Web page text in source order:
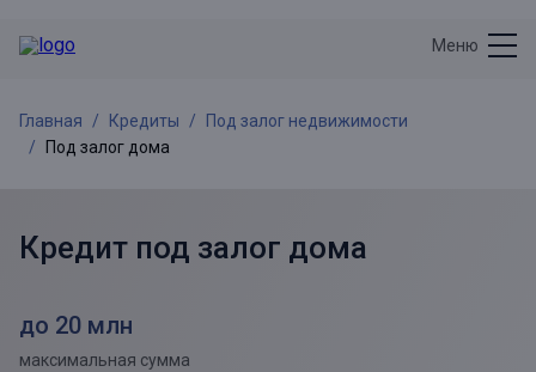
Меню
Главная Кредиты
Под залог недвижимости
Под залог дома
Кредит под залог дома
до 20 млн
максимальная сумма